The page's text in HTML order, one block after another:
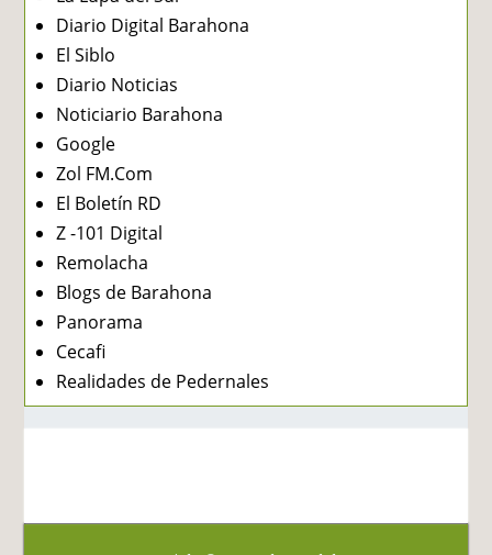
Diario Digital Barahona
El Siblo
Diario Noticias
Noticiario Barahona
Google
Zol FM.Com
El Boletín RD
Z -101 Digital
Remolacha
Blogs de Barahona
Panorama
Cecafi
Realidades de Pedernales